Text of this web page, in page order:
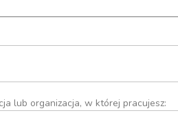
lub organizacja, w której pracujesz: